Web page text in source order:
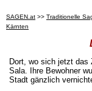
SAGEN.at >> Traditionelle
Kärnten
Dort, wo sich jetzt das
Sala. Ihre Bewohner
Stadt gänzlich